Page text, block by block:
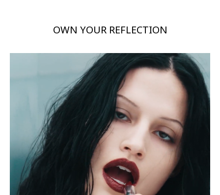
OWN YOUR REFLECTION